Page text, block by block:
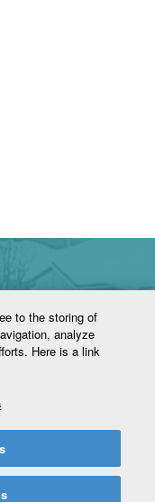
to the storing of
analyze
Here is a link